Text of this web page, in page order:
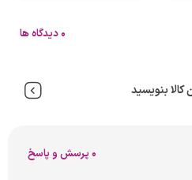
0 دیدگاه ها
کالا بنویسید
0 پرسش و پاسخ